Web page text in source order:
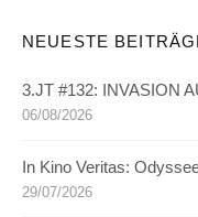
NEUESTE
3.JT #132: INVASION
06/08/2026
In Kino Veritas:
29/07/2026